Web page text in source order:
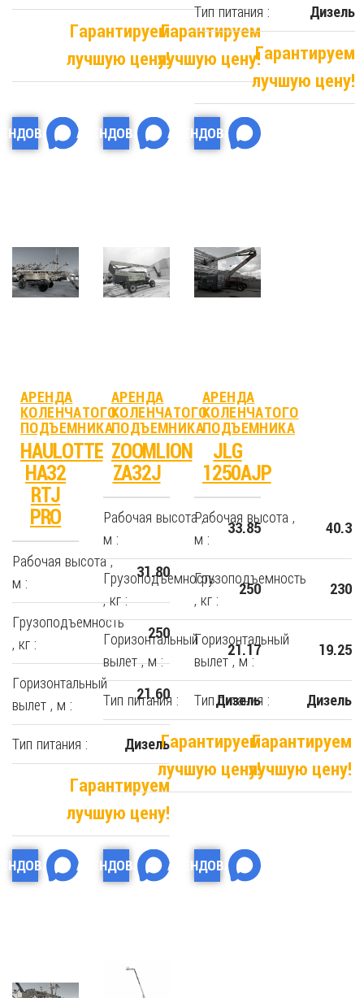
Гарантируем
лучшую цену!
Гарантируем
лучшую цену!
АРЕНДОВАТЬ
Тип питания : Дизель
Гарантируем
лучшую цену!
АРЕНДОВАТЬ
АРЕНДА
КОЛЕНЧАТОГО
ПОДЪЕМНИКА
HAULOTTE
HA32
RTJ
PRO
Рабочая высота ,
м :
31.80
Грузоподъемность
, кг :
250
Горизонтальный
вылет , м :
21.60
Тип питания : Дизель
Гарантируем
лучшую цену!
АРЕНДА
КОЛЕНЧАТОГО
ПОДЪЕМНИКА
ZOOMLION
ZA32J
Рабочая высота ,
м :
33.85
Грузоподъемность
, кг :
250
Горизонтальный
вылет , м :
21.17
Тип питания : Дизель
Гарантируем
лучшую цену!
АРЕНДОВАТЬ
АРЕНДА
КОЛЕНЧАТОГО
ПОДЪЕМНИКА
JLG
1250AJP
Рабочая высота ,
м :
40.3
Грузоподъемность
, кг :
230
Горизонтальный
вылет , м :
19.25
Тип питания : Дизель
Гарантируем
лучшую цену!
АРЕНДОВАТЬ